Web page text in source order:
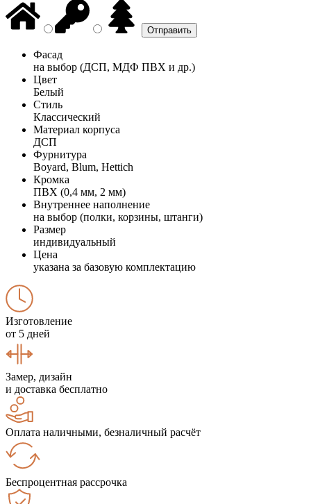
Фасад
на выбор (ДСП, МДФ ПВХ и др.)
Цвет
Белый
Стиль
Классический
Материал корпуса
ДСП
Фурнитура
Boyard, Blum, Hettich
Кромка
ПВХ (0,4 мм, 2 мм)
Внутреннее наполнение
на выбор (полки, корзины, штанги)
Размер
индивидуальный
Цена
указана за базовую комплектацию
Изготовление
от 5 дней
Замер, дизайн
и доставка бесплатно
Оплата наличными, безналичный расчёт
Беспроцентная рассрочка